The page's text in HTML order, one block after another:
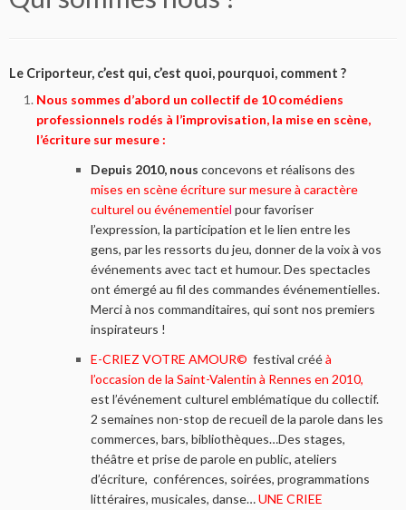
Le Criporteur, c’est qui, c’est quoi, pourquoi, comment ?
Nous sommes d’abord un collectif de 10comédiens
professionnels rodés à l’improvisation, la mise en scène,
l’écriture sur mesure :
Depuis 2010, nous concevons et réalisons des
mises en scène écriture sur mesure à caractère
culturel ou événementiel pour favoriser
l’expression, la participation et le lien entre les
gens, par les ressorts du jeu, donner de la voix à vos
événements avec tact et humour. Des spectacles
ont émergé au fil des commandes événementielles.
Merci à nos commanditaires, qui sont nos premiers
inspirateurs !
E-CRIEZ VOTRE AMOUR© festival crééà
l’occasion de la Saint-Valentin à Rennes en 2010,
est l’événement culturel emblématique du collectif.
2 semaines non-stop de recueil de la parole dans les
commerces, bars, bibliothèques…Des stages,
théâtre et prise de parole en public, ateliers
d’écriture, conférences, soirées, programmations
littéraires, musicales, danse…UNE CRIEE